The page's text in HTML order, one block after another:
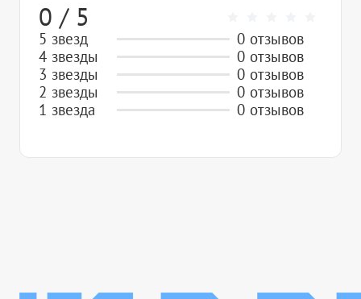
0 / 5
5 звезд
0 отзывов
4 звезды
0 отзывов
3 звезды
0 отзывов
2 звезды
0 отзывов
1 звезда
0 отзывов